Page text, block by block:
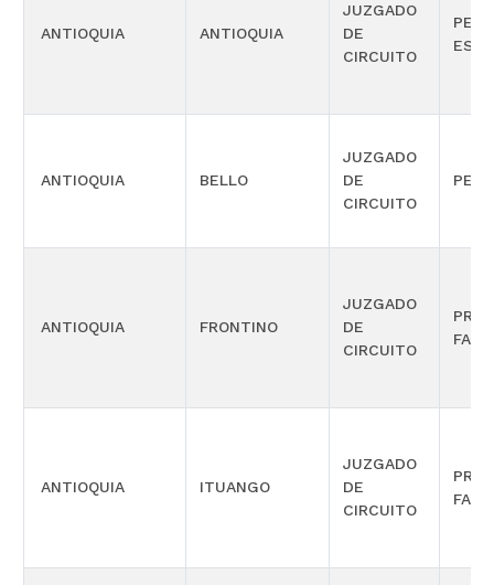
ANTIOQUIA ANTIOQUIA
JUZGADO
DE
CIRCUITO
ANTIOQUIA BELLO
JUZGADO
DE
CIRCUITO
ANTIOQUIA FRONTINO
JUZGADO
DE
CIRCUITO
ANTIOQUIA ITUANGO
JUZGADO
DE
CIRCUITO